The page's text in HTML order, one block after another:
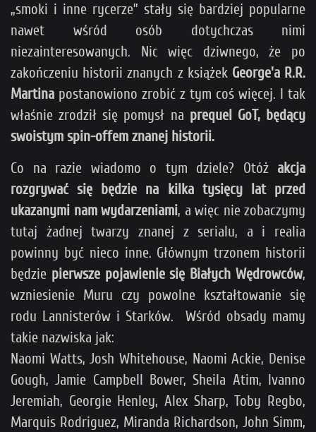
„smoki i inne rycerze” stały się bardziej popularne
nawet wśród osób dotychczas nimi
niezainteresowanych. Nic więc dziwnego, że po
zakończeniu historii znanych z książek George'a R.R.
Martina postanowiono zrobić z tym coś więcej. I tak
właśnie zrodził się pomysł na prequel GoT, będący
swoistym spin-offem znanej historii.
Co na razie wiadomo o tym dziele? Otóż akcja
rozgrywać się będzie na kilka tysięcy lat przed
ukazanymi nam wydarzeniami, a więc nie zobaczymy
tutaj żadnej twarzy znanej z serialu, a i realia
powinny być nieco inne. Głównym trzonem historii
będzie pierwsze pojawienie się Białych Wędrowców,
wzniesienie Muru czy powolne kształtowanie się
rodu Lannisterów i Starków. Wśród obsady mamy
takie nazwiska jak:
Naomi Watts, Josh Whitehouse, Naomi Ackie, Denise
Gough, Jamie Campbell Bower, Sheila Atim, Ivanno
Jeremiah, Georgie Henley, Alex Sharp, Toby Regbo,
Marquis Rodriguez, Miranda Richardson, John Simm,